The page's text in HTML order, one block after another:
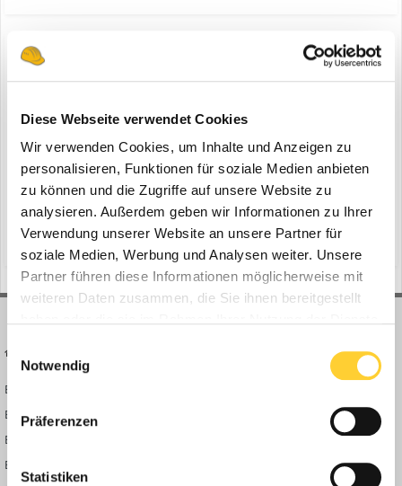
Diese Webseite verwendet Cookies
Wir verwenden Cookies, um Inhalte und Anzeigen zu
personalisieren, Funktionen für soziale Medien anbieten
zu können und die Zugriffe auf unsere Website zu
analysieren. Außerdem geben wir Informationen zu Ihrer
Verwendung unserer Website an unsere Partner für
soziale Medien, Werbung und Analysen weiter. Unsere
Partner führen diese Informationen möglicherweise mit
weiteren Daten zusammen, die Sie ihnen bereitgestellt
Einwilligungsauswahl
Notwendig
Präferenzen
Statistiken
ein Thema erstellte Bauforum24 inNews aus der
Hannover - Die Herstellung von Betonwaren ist das Kerngeschäft
der Firma Kann GmbH Baustoffwerke, ein Familienbetrieb
gegründet im Jahre 1927, mit bundesweit 18 Standorten. Einen Teil
der Rohstoffe, die dabei verarbeitet werden, gewinnt die Firma für
ihre Produktion selbst. 50 Prozent der an ihren S...
31. Oktober 2024 1 Antwort
brr baumaschinen rhein-ruhr schürfkübel (und 9 weitere)
Bauforum24 News
Bauforum24 TV
BF24 Mediathek
BF24 Fotostrecken